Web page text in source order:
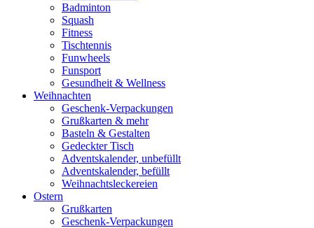
Badminton
Squash
Fitness
Tischtennis
Funwheels
Funsport
Gesundheit & Wellness
Weihnachten
Geschenk-Verpackungen
Grußkarten & mehr
Basteln & Gestalten
Gedeckter Tisch
Adventskalender, unbefüllt
Adventskalender, befüllt
Weihnachtsleckereien
Ostern
Grußkarten
Geschenk-Verpackungen